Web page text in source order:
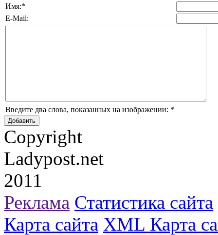
Имя:*
E-Mail:
Введите два слова, показанных на изображении: *
Copyright
Ladypost.net
2011
Реклама Статистика сайта
Карта сайта XML Карта